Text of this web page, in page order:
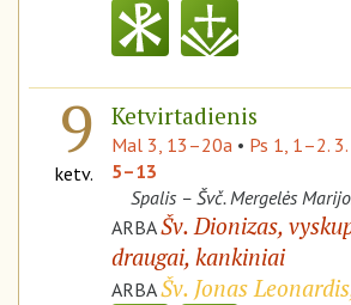
9
ketv.
Ketvirtadienis
Mal 3, 13–20a • Ps 1, 1–2. 3.
5–13
Spalis – Švč. Mergelės
ARBAŠv. Dionizas,
draugai, kankiniai
ARBAŠv. Jonas